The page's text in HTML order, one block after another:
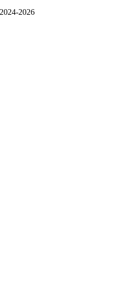
2026